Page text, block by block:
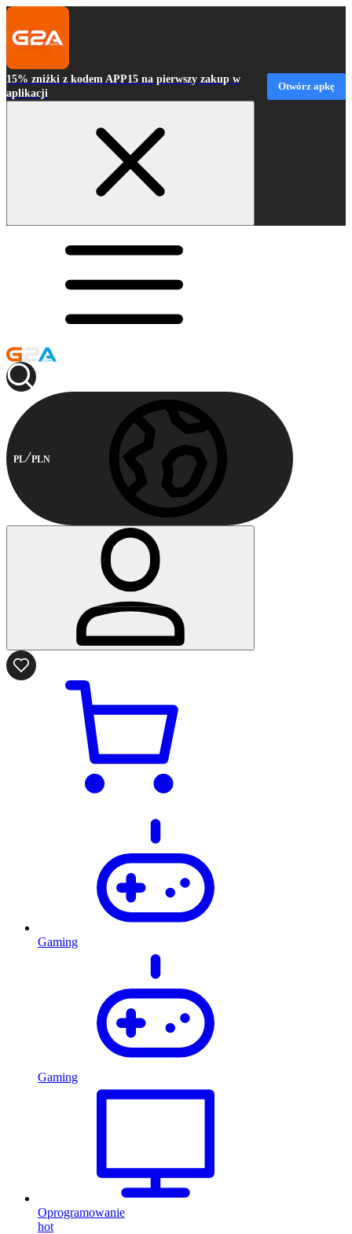
15% zniżki z kodem APP15 na pierwszy zakup w
aplikacji
Otwórz apkę
PL PLN
Gaming
Gaming
Oprogramowanie
hot